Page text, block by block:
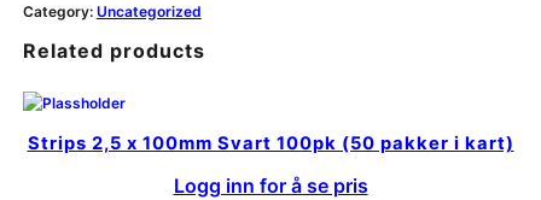
Category: Uncategorized
Related products
Strips 2,5 x 100mm Svart 100pk (50 pakker i kart)
Logg inn for å se pris